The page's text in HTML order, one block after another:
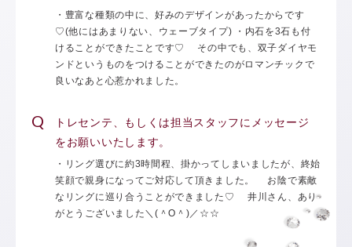
・豊富な種類の中に、好みのデザインがあったからです
♡(他にはあまりない、ウェーブタイプ) ・内石を3石も付
けることができたことです♡ その中でも、双子ダイヤモ
ンドというものをつけることができたのがロマンチックで
良いなあと心惹かれました。
トレセンテ、もしくは担当スタッフにメッセージ
をお願いいたします。
・リング選びに約3時間程、掛かってしまいましたが、終始
笑顔で親身になってご対応して頂きました。 お陰で素敵
なリングに巡り合うことができました♡ 井川さん、あり
がとうございました＼(＾O＾)／☆☆